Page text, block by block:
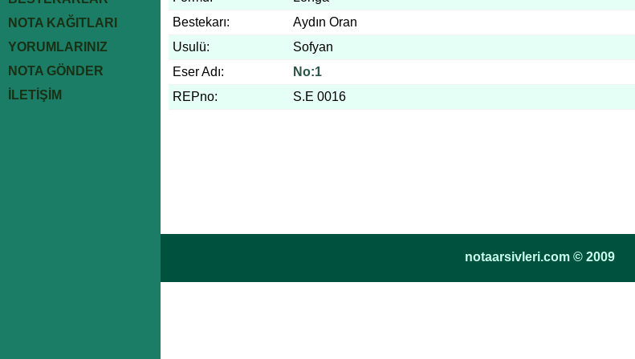
NOTA KAĞITLARI
YORUMLARINIZ
NOTA GÖNDER
İLETİŞİM
Bestekarı:
Aydın Oran
Usulü:
Sofyan
Eser Adı:
No:1
REPno:
S.E 0016
notaarsivleri.com © 2009